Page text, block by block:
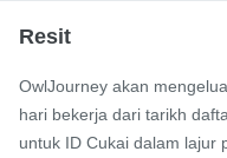
Resit
OwlJourney akan
hari bekerja dari tarikh
untuk ID Cukai dalam lajur